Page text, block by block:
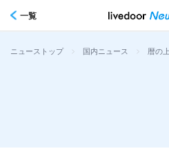
一覧
ニューストップ > 国内ニュース > 暦の